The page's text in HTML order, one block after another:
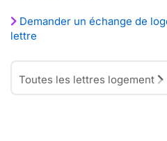
Demander un échange de
lettre
Toutes les lettres logement